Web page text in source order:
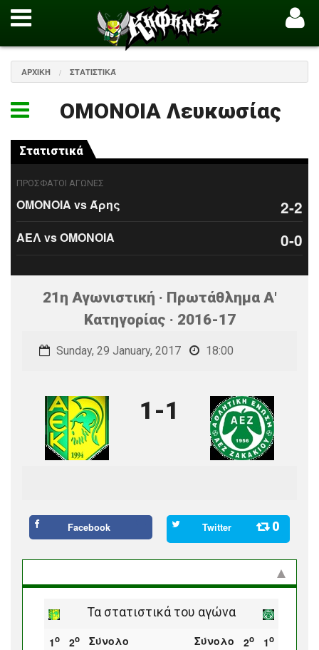
ΑΡΧΙΚΉ ΣΤΑΤΙΣΤΙΚΆ
ΟΜΟΝΟΙΑ Λευκωσίας
Στατιστικά
ΠΡΟΣΦΑΤΟΙ ΑΓΩΝΕΣ
ΟΜΟΝΟΙΑ vs Άρης 2-2
ΑΕΛ vs ΟΜΟΝΟΙΑ 0-0
21η Αγωνιστική · Πρωτάθλημα Α'
Κατηγορίας · 2016-17
Sunday, 29 January, 2017 18:00
1-1
Facebook Twitter 0
Τα στατιστικά του αγώνα
1ο 2ο Σύνολο Σύνολο 2ο 1ο